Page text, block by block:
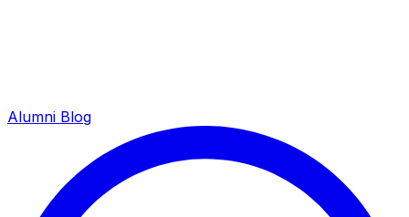
Alumni Blog